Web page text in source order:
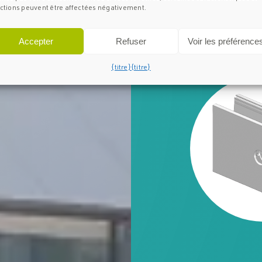
peuvent être affectées négativement.
Accepter Refuser Voir les
{titre}{titre}
Spécifications et